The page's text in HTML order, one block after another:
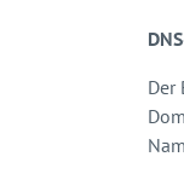
Der